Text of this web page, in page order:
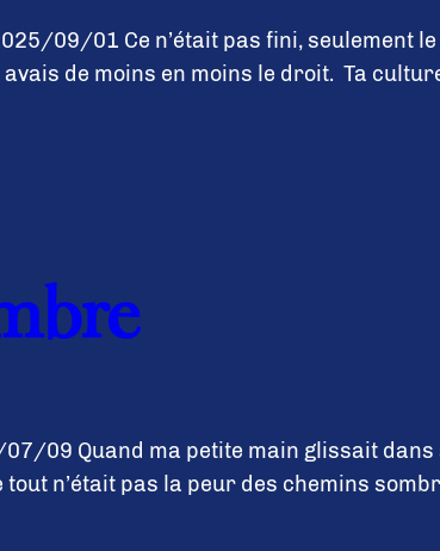
09/01 Ce n’était pas fini, seulement
de moins en moins le droit. Ta
09 Quand ma petite main glissait
n’était pas la peur des chemins